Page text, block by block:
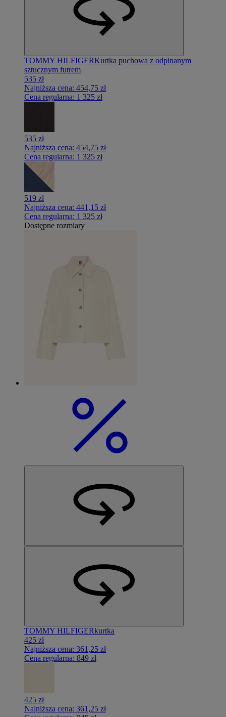
TOMMY HILFIGERKurtka puchowa z odpinanym
sztucznym futrem
535 zł
Najniższa cena: 454,75 zł
Cena regularna: 1 325 zł
535 zł
Najniższa cena: 454,75 zł
Cena regularna: 1 325 zł
519 zł
Najniższa cena: 441,15 zł
Cena regularna: 1 325 zł
Dostępne rozmiary
TOMMY HILFIGERkurtka
425 zł
Najniższa cena: 361,25 zł
Cena regularna: 849 zł
425 zł
Najniższa cena: 361,25 zł